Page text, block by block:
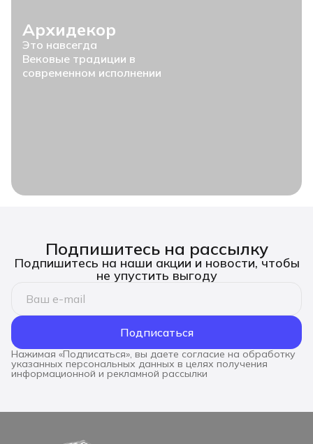
Архидекор
Это навсегда
Вековые традиции в
современном исполнении
Подпишитесь на рассылку
Подпишитесь на наши акции и новости, чтобы
не упустить выгоду
Подписаться
Нажимая «Подписаться», вы даете согласие на обработку
указанных персональных данных в целях получения
информационной и рекламной рассылки